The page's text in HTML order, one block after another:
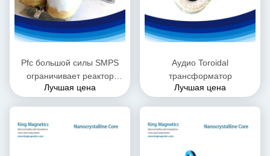
Pfc большой силы SMPS
ограничивает реактор
дросселя ac
Лучшая цена
Аудио Toroidal
трансформатор
Лучшая цена